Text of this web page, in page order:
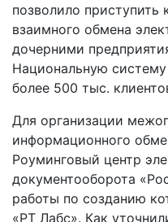
позволило приступить
взаимного обмена
дочерними
Национальную
более 500 тыс.
Для организации
информационного
Роуминговый центр
документооборота
работы по созданию
«РТ Лабс». Как